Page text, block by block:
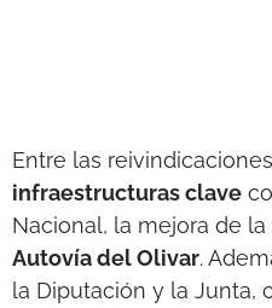
Entre las
infraestructuras clave
Nacional, la mejora de
Autovía del Olivar.
la Diputación y la Junta,